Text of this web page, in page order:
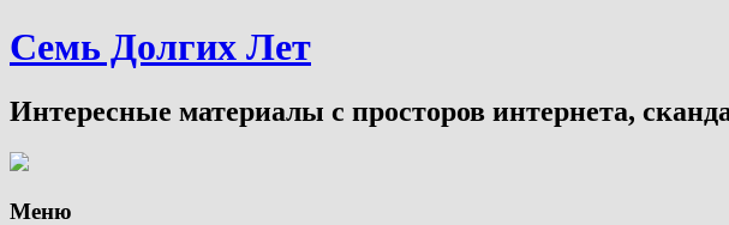
Семь Долгих Лет
Интересные материалы с просторов интернета,
Меню